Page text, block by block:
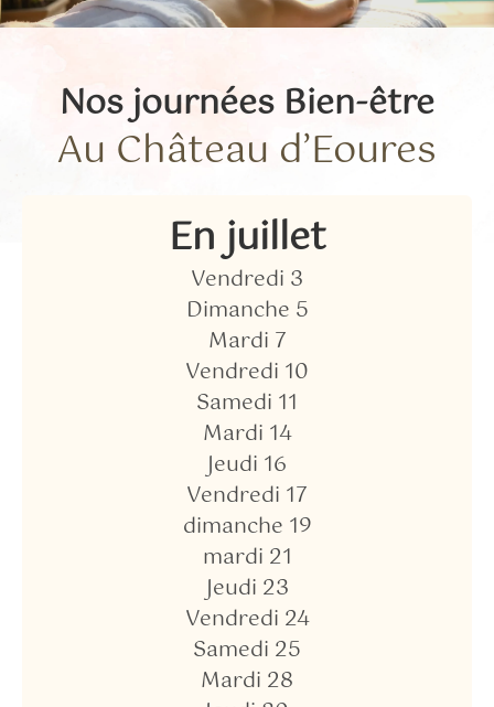
Nos journées Bien-être
Au Château d’Eoures
En juillet
Vendredi 3
Dimanche 5
Mardi 7
Vendredi 10
Samedi 11
Mardi 14
Jeudi 16
Vendredi 17
dimanche 19
mardi 21
Jeudi 23
Vendredi 24
Samedi 25
Mardi 28